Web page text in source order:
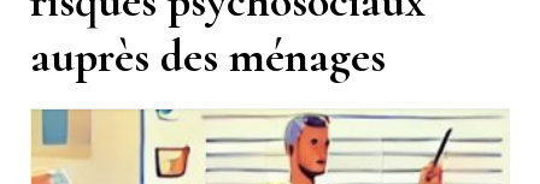
auprès des ménages